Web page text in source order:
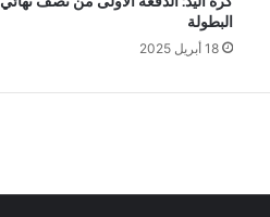
البطولة
18 أبريل 2025